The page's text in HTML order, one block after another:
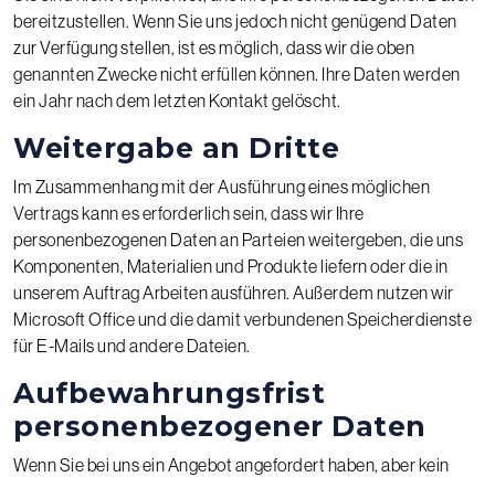
bereitzustellen. Wenn Sie uns jedoch nicht genügend Daten
zur Verfügung stellen, ist es möglich, dass wir die oben
genannten Zwecke nicht erfüllen können. Ihre Daten werden
ein Jahr nach dem letzten Kontakt gelöscht.
Weitergabe an Dritte
Im Zusammenhang mit der Ausführung eines möglichen
Vertrags kann es erforderlich sein, dass wir Ihre
personenbezogenen Daten an Parteien weitergeben, die uns
Komponenten, Materialien und Produkte liefern oder die in
unserem Auftrag Arbeiten ausführen. Außerdem nutzen wir
Microsoft Office und die damit verbundenen Speicherdienste
für E-Mails und andere Dateien.
Aufbewahrungsfrist
personenbezogener Daten
Wenn Sie bei uns ein Angebot angefordert haben, aber kein